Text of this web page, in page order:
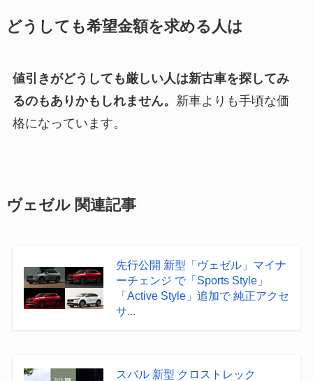
どうしても希望金額を求める人は
値引きがどうしても厳しい人は新古車を探してみ
るのもありかもしれません。 新車よりも手頃な価
格になっています。
ヴェゼル 関連記事
先行公開 新型「ヴェゼル」マイナ
ーチェンジ で「Sports Style」
「Active Style」追加で 純正アクセ
サ...
スバル 新型 クロストレック